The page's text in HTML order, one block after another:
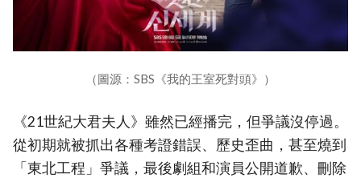
（圖源：SBS《我的王室死對頭》）
《21世紀大君夫人》雖然已經播完，但爭議沒停過。
從初期就被抓出各種考證錯誤、歷史歪曲，甚至燒到
「東北工程」爭議，最後劇組和演員公開道歉、刪除